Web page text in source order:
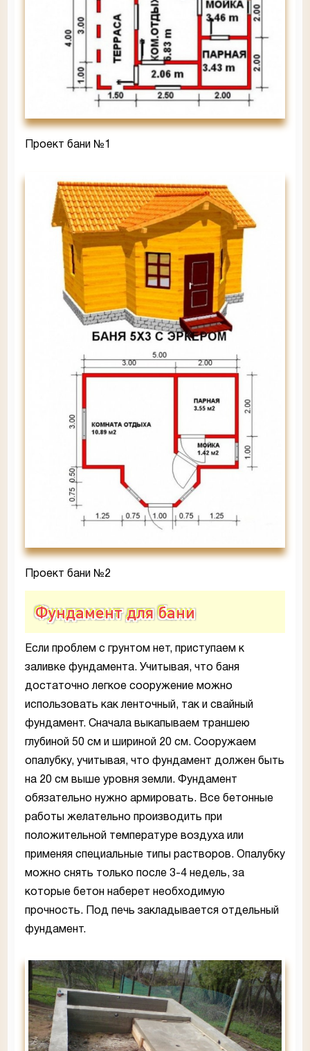
Проект бани №1
Проект бани №2
Фундамент для бани
Если проблем с грунтом нет, приступаем к
заливке фундамента. Учитывая, что баня
достаточно легкое сооружение можно
использовать как ленточный, так и свайный
фундамент. Сначала выкапываем траншею
глубиной 50 см и шириной 20 см. Сооружаем
опалубку, учитывая, что фундамент должен быть
на 20 см выше уровня земли. Фундамент
обязательно нужно армировать. Все бетонные
работы желательно производить при
положительной температуре воздуха или
применяя специальные типы растворов. Опалубку
можно снять только после 3-4 недель, за
которые бетон наберет необходимую
прочность. Под печь закладывается отдельный
фундамент.